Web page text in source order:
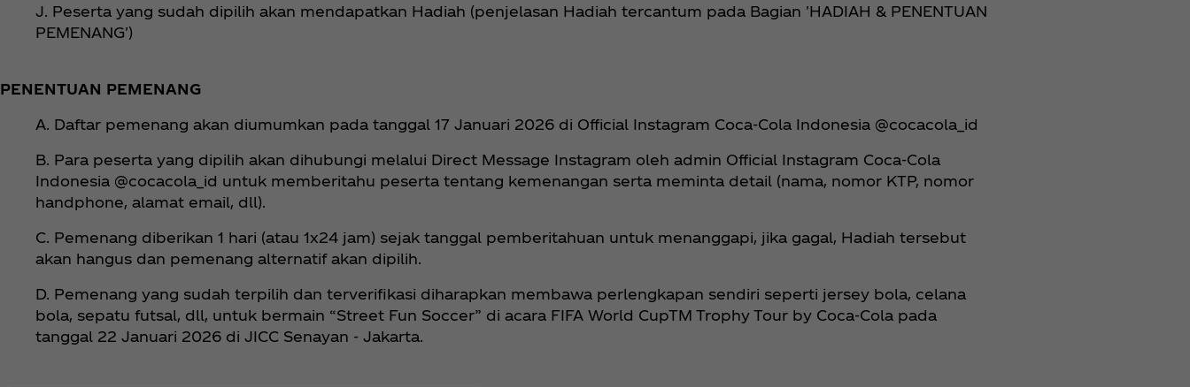
J. Peserta yang sudah dipilih akan mendapatkan Hadiah (penjelasan Hadiah tercantum pada Bagian 'HADIAH & PENENTUAN
PEMENANG')
PENENTUAN PEMENANG
A. Daftar pemenang akan diumumkan pada tanggal 17 Januari 2026 di Official Instagram Coca‑Cola Indonesia @cocacola_id
B. Para peserta yang dipilih akan dihubungi melalui Direct Message Instagram oleh admin Official Instagram Coca‑Cola
Indonesia @cocacola_id untuk memberitahu peserta tentang kemenangan serta meminta detail (nama, nomor KTP, nomor
handphone, alamat email, dll).
C. Pemenang diberikan 1 hari (atau 1x24 jam) sejak tanggal pemberitahuan untuk menanggapi, jika gagal, Hadiah tersebut
akan hangus dan pemenang alternatif akan dipilih.
D. Pemenang yang sudah terpilih dan terverifikasi diharapkan membawa perlengkapan sendiri seperti jersey bola, celana
bola, sepatu futsal, dll, untuk bermain “Street Fun Soccer” di acara FIFA World CupTM Trophy Tour by Coca‑Cola pada
tanggal 22 Januari 2026 di JICC Senayan - Jakarta.